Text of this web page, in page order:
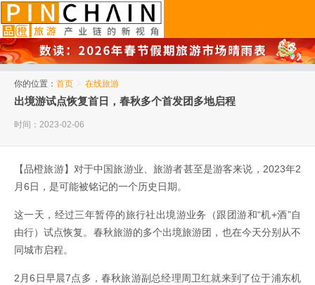
你的位置： 首页 > 在线旅游
出境游试点恢复首日，春秋多个首发团多地启程
时间：2023-02-06
【品橙旅游】对于中国旅游业、旅游者甚至是游客来说，2023年2
月6日，是可能被铭记的一个历史日期。
这一天，经过三年暂停的旅行社出境游业务（跟团游和“机+酒”自
由行）试点恢复。春秋旅游的多个出境旅游团，也在今天分别从不
同城市启程。
2月6日早晨7点多，春秋旅游副总经理周卫红就来到了位于浦东机